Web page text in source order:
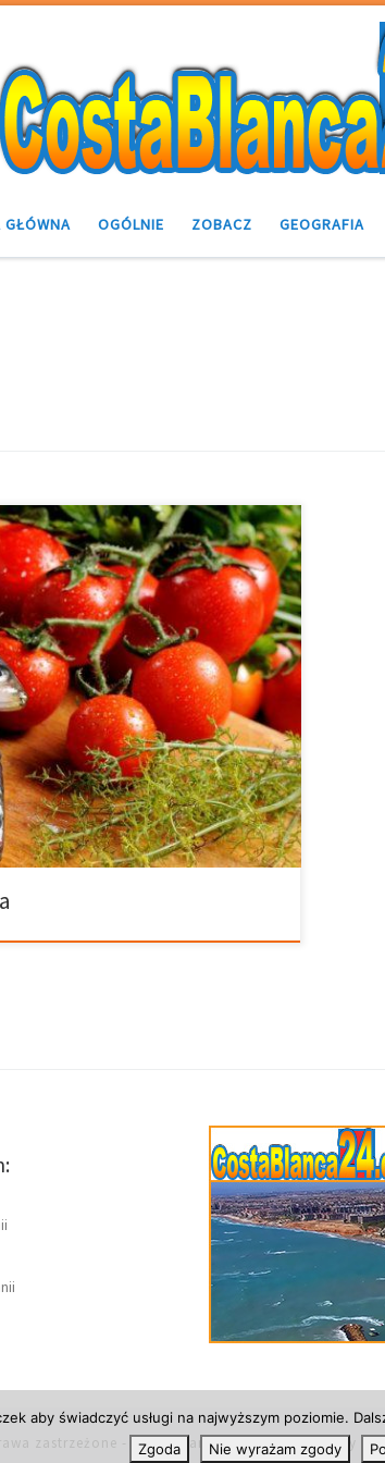
GŁÓWNA OGÓLNIE ZOBACZ GEOGRAFIA
wpisanie na Listę reprezentatywną
UNESCO, ponieważ jest to coś
jako kultura, która wspiera
biologiczną oraz zachowuje
rybołówstwem. Głównymi składnikami
umiarkowana ilość […]
zastrzeżone - Costa Blanca w Hiszpanii, newsy i
aby świadczyć usługi na najwyższym poziomie.
Zgoda
Nie wyrażam zgody